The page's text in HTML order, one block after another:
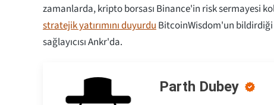
zamanlarda, kripto borsası Binance'in risk sermayesi
stratejik yatırımını duyurdu BitcoinWisdom'un bildirdiği
sağlayıcısı Ankr'da.
Parth Dubey